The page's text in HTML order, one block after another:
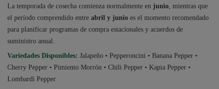
La temporada de cosecha comienza normalmente en junio, mientras que
el período comprendido entre abril y junio es el momento recomendado
para planificar programas de compra estacionales y acuerdos de
suministro anual.
Variedades Disponibles: Jalapeño • Pepperoncini • Banana Pepper •
Cherry Pepper • Pimiento Morrón • Chili Pepper • Kapia Pepper •
Lombardi Pepper